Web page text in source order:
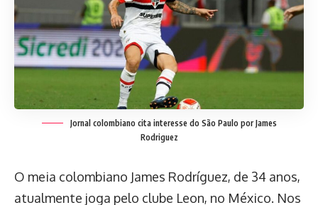
Jornal colombiano cita interesse do São Paulo por James
Rodriguez
O meia colombiano James Rodríguez, de 34 anos,
atualmente joga pelo clube Leon, no México. Nos